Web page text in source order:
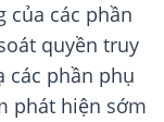
của các phần
quyền truy
các phần phụ
phát hiện sớm